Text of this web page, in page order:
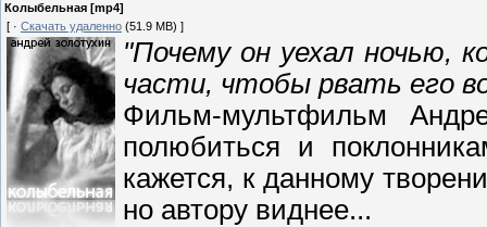
Колыбельная [mp4]
[ · Скачать удаленно (51.9 MB) ]
"Почему он уехал ночью,
части, чтобы рвать его
Фильм-мультфильм
полюбиться и
кажется, к данному
но автору виднее...